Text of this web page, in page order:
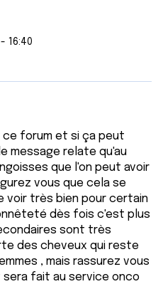
16:40
ce forum et si ça peut
message relate qu'au
que l'on peut avoir
vous que cela se
voir très bien pour certain
dès fois c'est plus
sont très
des cheveux qui reste
, mais rassurez vous
fait au service onco